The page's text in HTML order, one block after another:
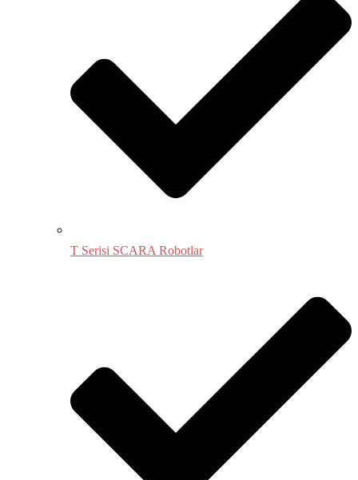
T Serisi SCARA Robotlar